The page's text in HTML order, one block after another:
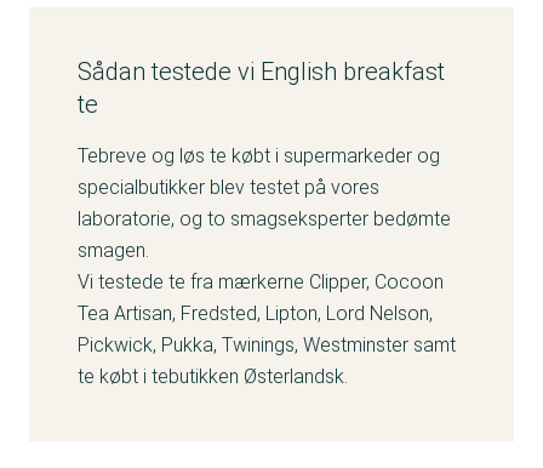
Sådan testede vi English breakfast
te
Tebreve og løs te købt i supermarkeder og
specialbutikker blev testet på vores
laboratorie, og to smagseksperter bedømte
smagen.
Vi testede te fra mærkerne Clipper, Cocoon
Tea Artisan, Fredsted, Lipton, Lord Nelson,
Pickwick, Pukka, Twinings, Westminster samt
te købt i tebutikken Østerlandsk.